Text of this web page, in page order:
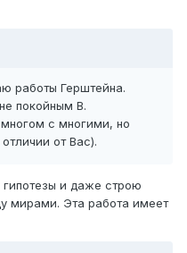
работы Герштейна.
покойным В.
с многими, но
от Вас).
и даже строю
мирами. Эта работа имеет